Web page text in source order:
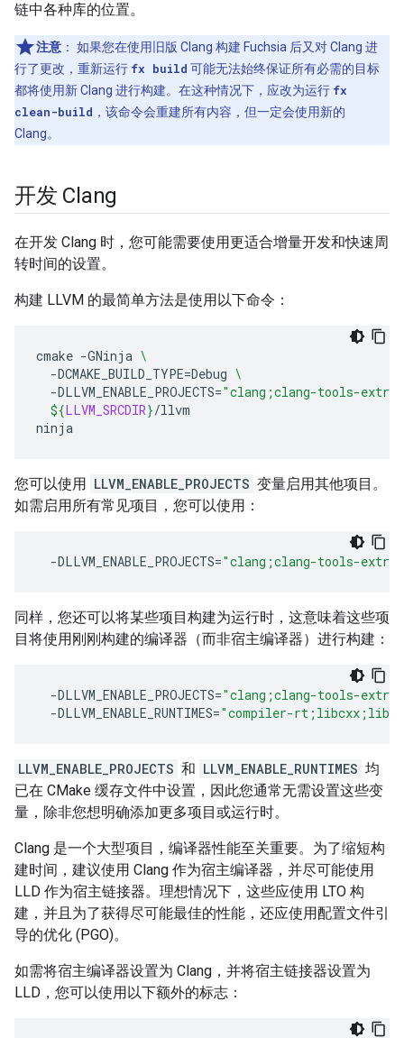
链中各种库的位置。
注意 ： 如果您在使用旧版 Clang 构建 Fuchsia 后又对 Clang 进
行了更改，重新运行 fx build 可能无法始终保证所有必需的目标
都将使用新 Clang 进行构建。在这种情况下，应改为运行 fx
clean-build ，该命令会重建所有内容，但一定会使用新的
Clang。
开发 Clang
在开发 Clang 时，您可能需要使用更适合增量开发和快速周
转时间的设置。
构建 LLVM 的最简单方法是使用以下命令：
cmake -GNinja \
-DCMAKE_BUILD_TYPE=Debug \
-DLLVM_ENABLE_PROJECTS="clang;clang-tools-
${LLVM_SRCDIR}/llvm
您可以使用 LLVM_ENABLE_PROJECTS 变量启用其他项目。
如需启用所有常见项目，您可以使用：
-DLLVM_ENABLE_PROJECTS="clang;clang-tools-
同样，您还可以将某些项目构建为运行时，这意味着这些项
目将使用刚刚构建的编译器（而非宿主编译器）进行构建：
-DLLVM_ENABLE_PROJECTS="clang;clang-tools-
-DLLVM_ENABLE_RUNTIMES="compiler-
LLVM_ENABLE_PROJECTS 和 LLVM_ENABLE_RUNTIMES 均
已在 CMake 缓存文件中设置，因此您通常无需设置这些变
量，除非您想明确添加更多项目或运行时。
Clang 是一个大型项目，编译器性能至关重要。为了缩短构
建时间，建议使用 Clang 作为宿主编译器，并尽可能使用
LLD 作为宿主链接器。理想情况下，这些应使用 LTO 构
建，并且为了获得尽可能最佳的性能，还应使用配置文件引
导的优化 (PGO)。
如需将宿主编译器设置为 Clang，并将宿主链接器设置为
LLD，您可以使用以下额外的标志：